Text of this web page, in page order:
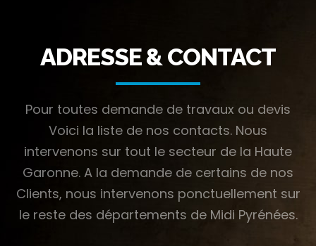
ADRESSE & CONTACT
Pour toutes demande de travaux ou devis
Voici la liste de nos contacts. Nous
intervenons sur tout le secteur de la Haute
Garonne. A la demande de certains de nos
Clients, nous intervenons ponctuellement sur
le reste des départements de Midi Pyrénées.
ACCUEIL
LA SOCIÉTÉ S.G.S.O
NOS CORPS DE MÉTIERS
MICROCIMENT®